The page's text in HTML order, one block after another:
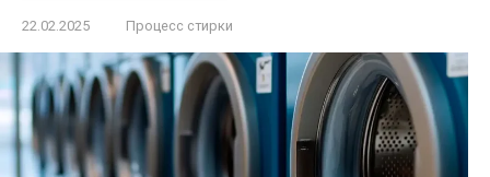
22.02.2025 Процесс стирки